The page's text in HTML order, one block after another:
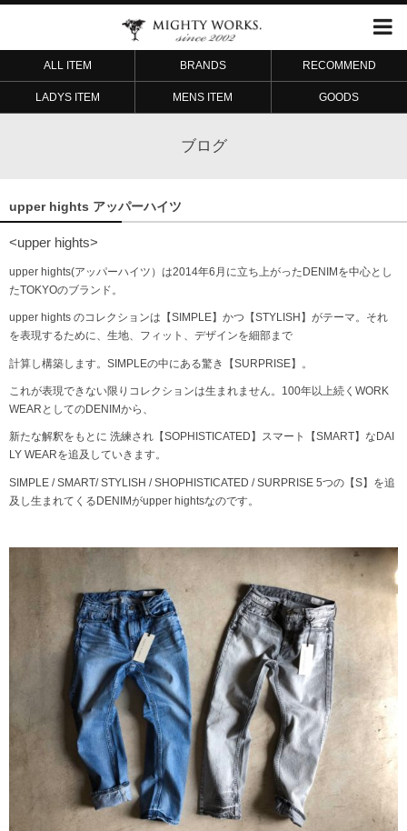
ALL ITEM BRANDS RECOMMEND
LADYS ITEM MENS ITEM GOODS
ブログ
upper hights アッパーハイツ
<upper hights>
upper hights(アッパーハイツ）は2014年6月に立ち上がったDENIMを中心とし
たTOKYOのブランド。
upper hights のコレクションは【SIMPLE】かつ【STYLISH】がテーマ。それ
を表現するために、生地、フィット、 デザインを細部まで
計算し構築します。SIMPLEの中にある驚き【SURPRISE】。
これが表現できない限りコレクションは生まれません。100年以上続くWORK
WEARとしてのDENIMから、
新たな解釈をもとに 洗練され【SOPHISTICATED】スマート【SMART】なDAI
LY WEARを追及していきます。
SIMPLE / SMART/ STYLISH / SHOPHISTICATED / SURPRISE 5つの【S】を追
及し生まれてくるDENIMがupper hightsなのです。